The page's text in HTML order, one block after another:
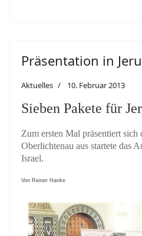
Präsentation in
Aktuelles 10. Februar 2013
Sieben Pakete für
Zum ersten Mal präsentiert
Oberlichtenau aus startete das
Israel.
Von Reiner Hanke